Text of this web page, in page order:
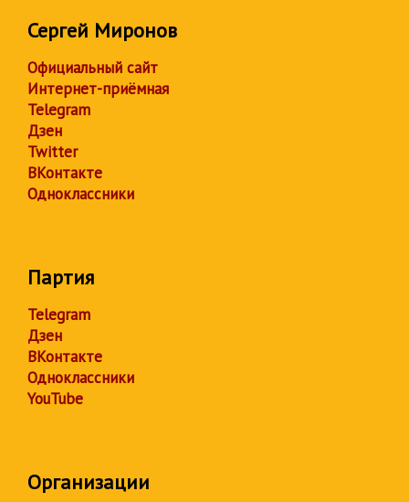
Сергей Миронов
Официальный сайт
Интернет-приёмная
Telegram
Дзен
Twitter
ВКонтакте
Одноклассники
Партия
Telegram
Дзен
ВКонтакте
Одноклассники
YouTube
Организации